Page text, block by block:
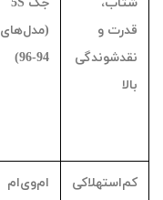
قدرت و
نقدشوندگی
بالا
(مدل‌های
94-96)
کم‌استهلاکی
ام‌وی‌ام